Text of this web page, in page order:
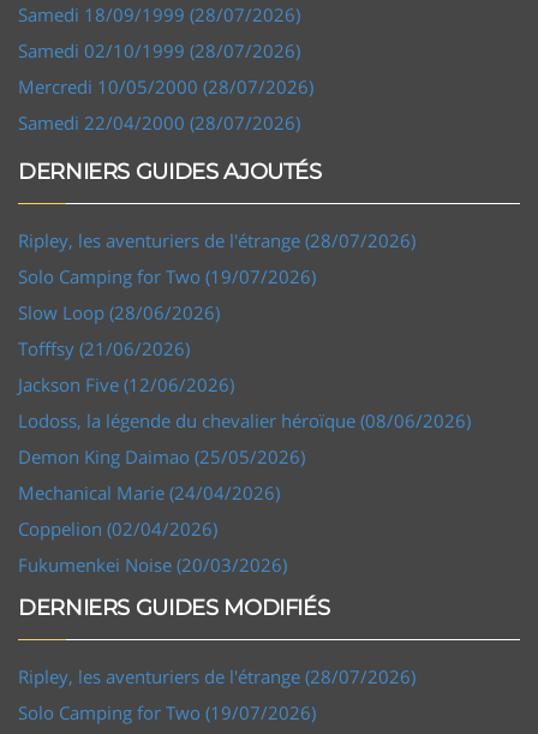
Samedi 18/09/1999 (28/07/2026)
Samedi 02/10/1999 (28/07/2026)
Mercredi 10/05/2000 (28/07/2026)
Samedi 22/04/2000 (28/07/2026)
DERNIERS GUIDES AJOUTÉS
Ripley, les aventuriers de l'étrange (28/07/2026)
Solo Camping for Two (19/07/2026)
Slow Loop (28/06/2026)
Tofffsy (21/06/2026)
Jackson Five (12/06/2026)
Lodoss, la légende du chevalier héroïque (08/06/2026)
Demon King Daimao (25/05/2026)
Mechanical Marie (24/04/2026)
Coppelion (02/04/2026)
Fukumenkei Noise (20/03/2026)
DERNIERS GUIDES MODIFIÉS
Ripley, les aventuriers de l'étrange (28/07/2026)
Solo Camping for Two (19/07/2026)